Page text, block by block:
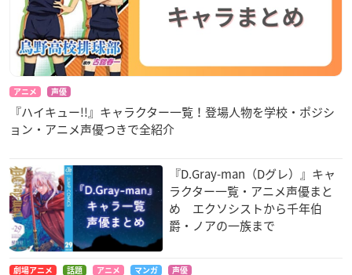
アニメ 声優
『ハイキュー!!』キャラクター一覧！登場人物を学校・ポジシ
ョン・アニメ声優つきで全紹介
『D.Gray-man（Dグレ）』キャ
ラクター一覧・アニメ声優まと
め エクソシストから千年伯
爵・ノアの一族まで
劇場アニメ 話題 アニメ マンガ 声優